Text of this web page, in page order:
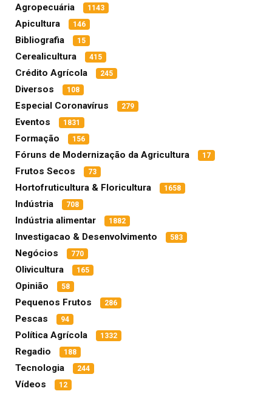
Agropecuária 1143
Apicultura 146
Bibliografia 15
Cerealicultura 415
Crédito Agrícola 245
Diversos 108
Especial Coronavírus 279
Eventos 1831
Formação 156
Fóruns de Modernização da Agricultura 17
Frutos Secos 73
Hortofruticultura & Floricultura 1658
Indústria 708
Indústria alimentar 1882
Investigacao & Desenvolvimento 583
Negócios 770
Olivicultura 165
Opinião 58
Pequenos Frutos 286
Pescas 94
Política Agrícola 1332
Regadio 188
Tecnologia 244
Vídeos 12